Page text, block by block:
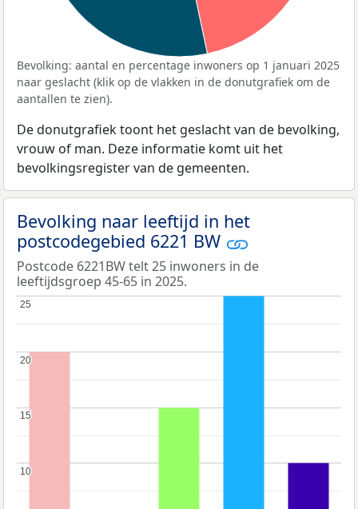
Bevolking: aantal en percentage inwoners op 1 januari 2025
naar geslacht (klik op de vlakken in de donutgrafiek om de
aantallen te zien).
De donutgrafiek toont het geslacht van de bevolking,
vrouw of man. Deze informatie komt uit het
bevolkingsregister van de gemeenten.
Bevolking naar leeftijd in het
postcodegebied 6221 BW
Postcode 6221BW telt 25 inwoners in de
leeftijdsgroep 45-65 in 2025.
10
10
15
15
20
20
25
25